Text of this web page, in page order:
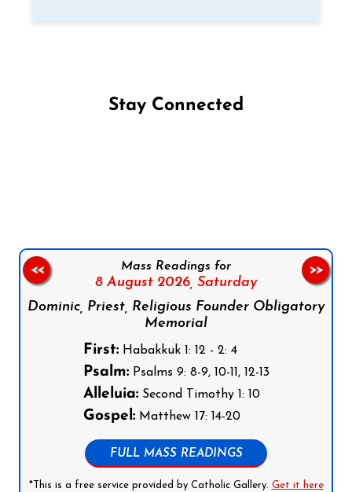
Stay Connected
Mass Readings for
8 August 2026, Saturday
Dominic, Priest, Religious Founder Obligatory
Memorial
First:Habakkuk 1: 12 - 2: 4
Psalm:Psalms 9: 8-9, 10-11, 12-13
Alleluia:Second Timothy 1: 10
Gospel:Matthew 17: 14-20
FULL MASS READINGS
*This is a free service provided by Catholic Gallery. Get it here
<< >>